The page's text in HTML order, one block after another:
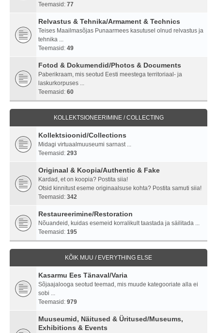
Teemasid: 77
Relvastus & Tehnika/Armament & Technics
Teises Maailmasõjas Punaarmees kasutusel olnud relvastus ja
tehnika ...
Teemasid: 49
Fotod & Dokumendid/Photos & Documents
Paberikraam, mis seotud Eesti meestega territoriaal- ja
laskurkorpuses ...
Teemasid: 60
KOLLEKTSIONEERIMINE / COLLECTING
Kollektsioonid/Collections
Midagi virtuaalmuuseumi sarnast ...
Teemasid: 293
Originaal & Koopia/Authentic & Fake
Kardad, et on koopia? Postita siia!
Otsid kinnitust eseme originaalsuse kohta? Postita samuti siia!
Teemasid: 342
Restaureerimine/Restoration
Nõuandeid, kuidas esemeid korralikult taastada ja säilitada ...
Teemasid: 195
KÕIK MUU / EVERYTHING ELSE
Kasarmu Ees Tänaval/Varia
Sõjaajalooga seotud teemad, mis muude kategooriate alla ei
sobi ...
Teemasid: 979
Muuseumid, Näitused & Üritused/Museums,
Exhibitions & Events